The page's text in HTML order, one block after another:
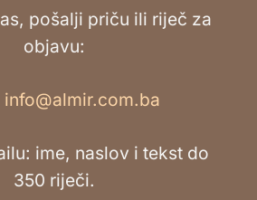
pošalji priču ili riječ za
objavu:
info@almir.com.ba
ime, naslov i tekst do
350 riječi.